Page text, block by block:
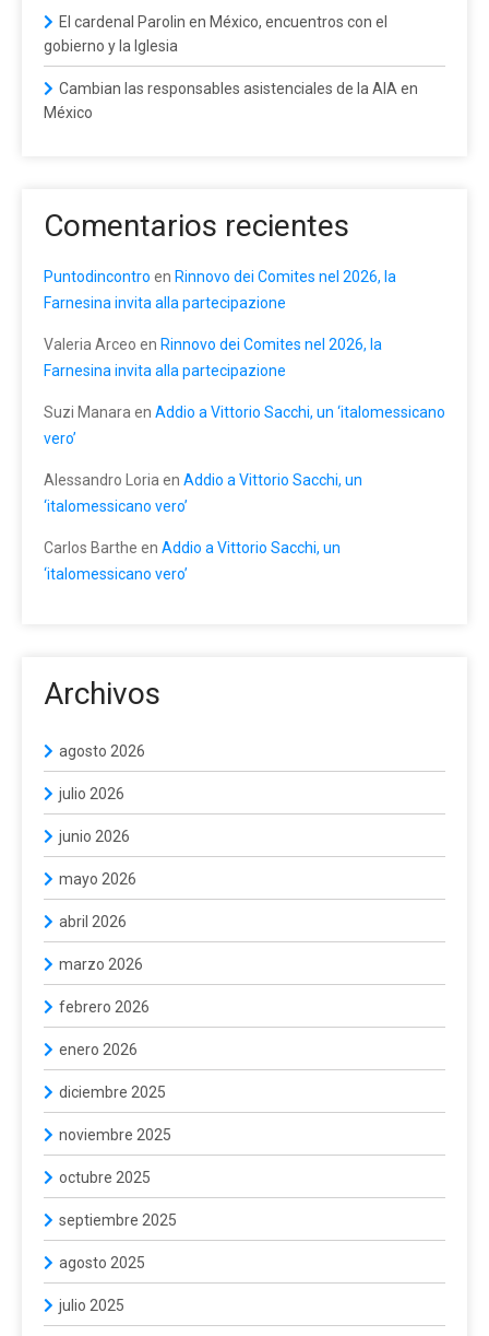
El cardenal Parolin en México, encuentros con el
gobierno y la Iglesia
Cambian las responsables asistenciales de la AIA en
México
Comentarios recientes
Puntodincontro en Rinnovo dei Comites nel 2026, la
Farnesina invita alla partecipazione
Valeria Arceo en Rinnovo dei Comites nel 2026, la
Farnesina invita alla partecipazione
Suzi Manara en Addio a Vittorio Sacchi, un ‘italomessicano
vero’
Alessandro Loria en Addio a Vittorio Sacchi, un
‘italomessicano vero’
Carlos Barthe en Addio a Vittorio Sacchi, un
‘italomessicano vero’
Archivos
agosto 2026
julio 2026
junio 2026
mayo 2026
abril 2026
marzo 2026
febrero 2026
enero 2026
diciembre 2025
noviembre 2025
octubre 2025
septiembre 2025
agosto 2025
julio 2025